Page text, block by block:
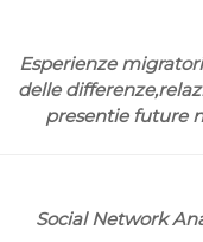
Esperienze
delle
presentie future
Social Network